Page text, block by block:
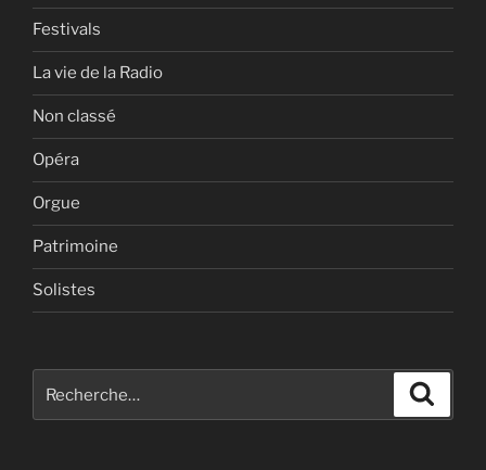
Festivals
La vie de la Radio
Non classé
Opéra
Orgue
Patrimoine
Solistes